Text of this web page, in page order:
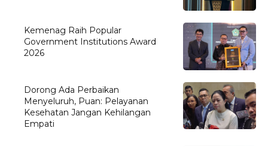
Kemenag Raih Popular
Government Institutions Award
2026
Dorong Ada Perbaikan
Menyeluruh, Puan: Pelayanan
Kesehatan Jangan Kehilangan
Empati